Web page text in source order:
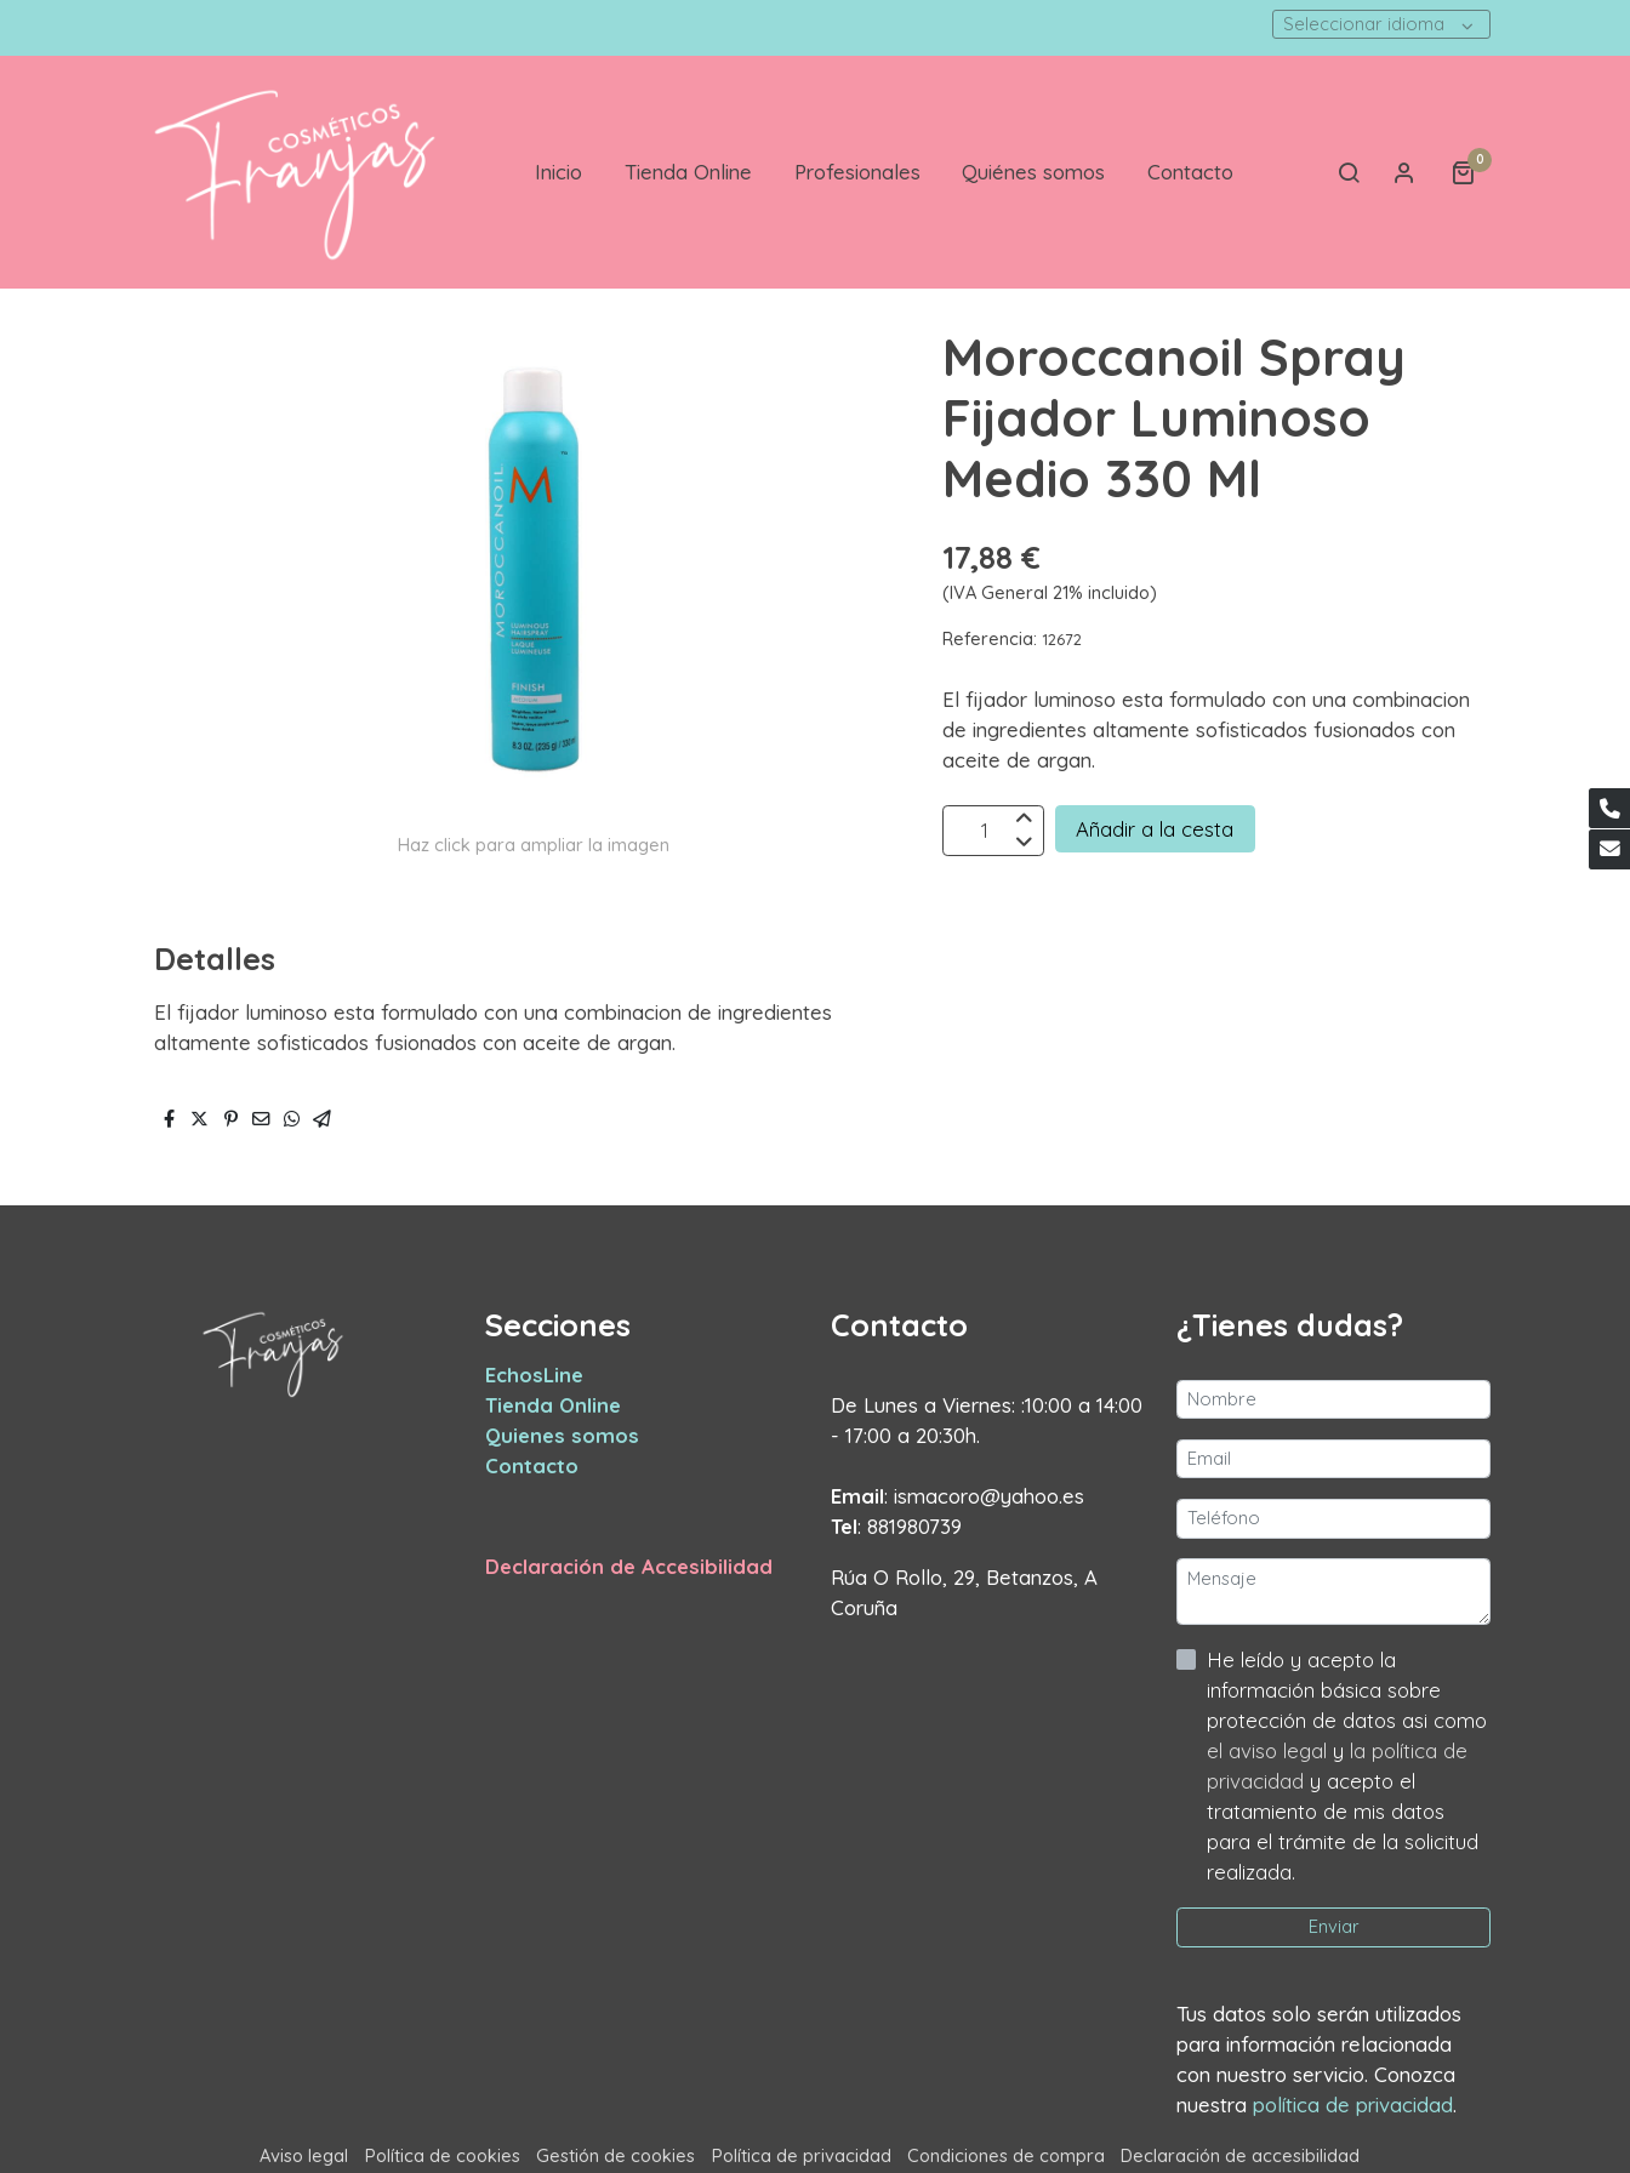
Seleccionar idioma
Inicio Tienda Online Profesionales Quiénes somos Contacto 0
Moroccanoil Spray Fijador Luminoso Medio 330 Ml
Haz click para ampliar la imagen
Detalles
El fijador luminoso esta formulado con una combinacion de ingredientes
altamente sofisticados fusionados con aceite de argan.
Moroccanoil Spray
Fijador Luminoso
Medio 330 Ml
17,88 €
(IVA General 21% incluido)
Referencia: 12672
El fijador luminoso esta formulado con una combinacion
de ingredientes altamente sofisticados fusionados con
aceite de argan.
Añadir a la cesta
Secciones
EchosLine
Tienda Online
Quienes somos
Contacto
Declaración de Accesibilidad
Contacto
De Lunes a Viernes: :10:00 a 14:00
- 17:00 a 20:30h.
Email: ismacoro@yahoo.es
Tel: 881980739
Rúa O Rollo, 29, Betanzos, A
Coruña
¿Tienes dudas?
He leído y acepto la
información básica sobre
protección de datos asi como
el aviso legal y la política de
privacidad y acepto el
tratamiento de mis datos
para el trámite de la solicitud
realizada.
Enviar
Tus datos solo serán utilizados
para información relacionada
con nuestro servicio. Conozca
nuestra política de privacidad.
Aviso legal Política de cookies Gestión de cookies Política de privacidad Condiciones de compra Declaración de accesibilidad